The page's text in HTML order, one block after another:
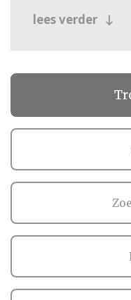
Veel bruidsparen
van jullie
Trouwen.nl alle
Voor zowel
onderdelen voor
Trouwen.nl veel
iets gezien dat je
direct contact
lees verder